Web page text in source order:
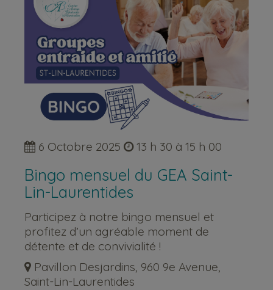
6 Octobre 2025 13 h 30 à 15 h 00
Bingo mensuel du GEA Saint-
Lin-Laurentides
Participez à notre bingo mensuel et
profitez d’un agréable moment de
détente et de convivialité !
Pavillon Desjardins, 960 9e Avenue,
Saint-Lin-Laurentides